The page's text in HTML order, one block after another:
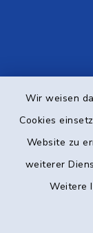
Wir weisen
Cookies
Website zu
weiterer
Weitere